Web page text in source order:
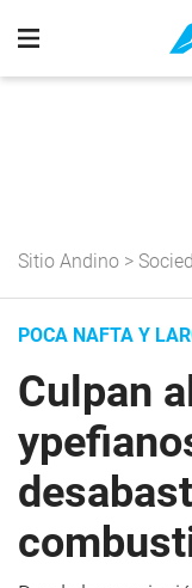
Sitio Andino >
POCA NAFTA Y
Culpan